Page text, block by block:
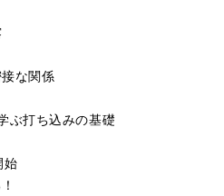
な関係
ぶ打ち込みの基礎
始